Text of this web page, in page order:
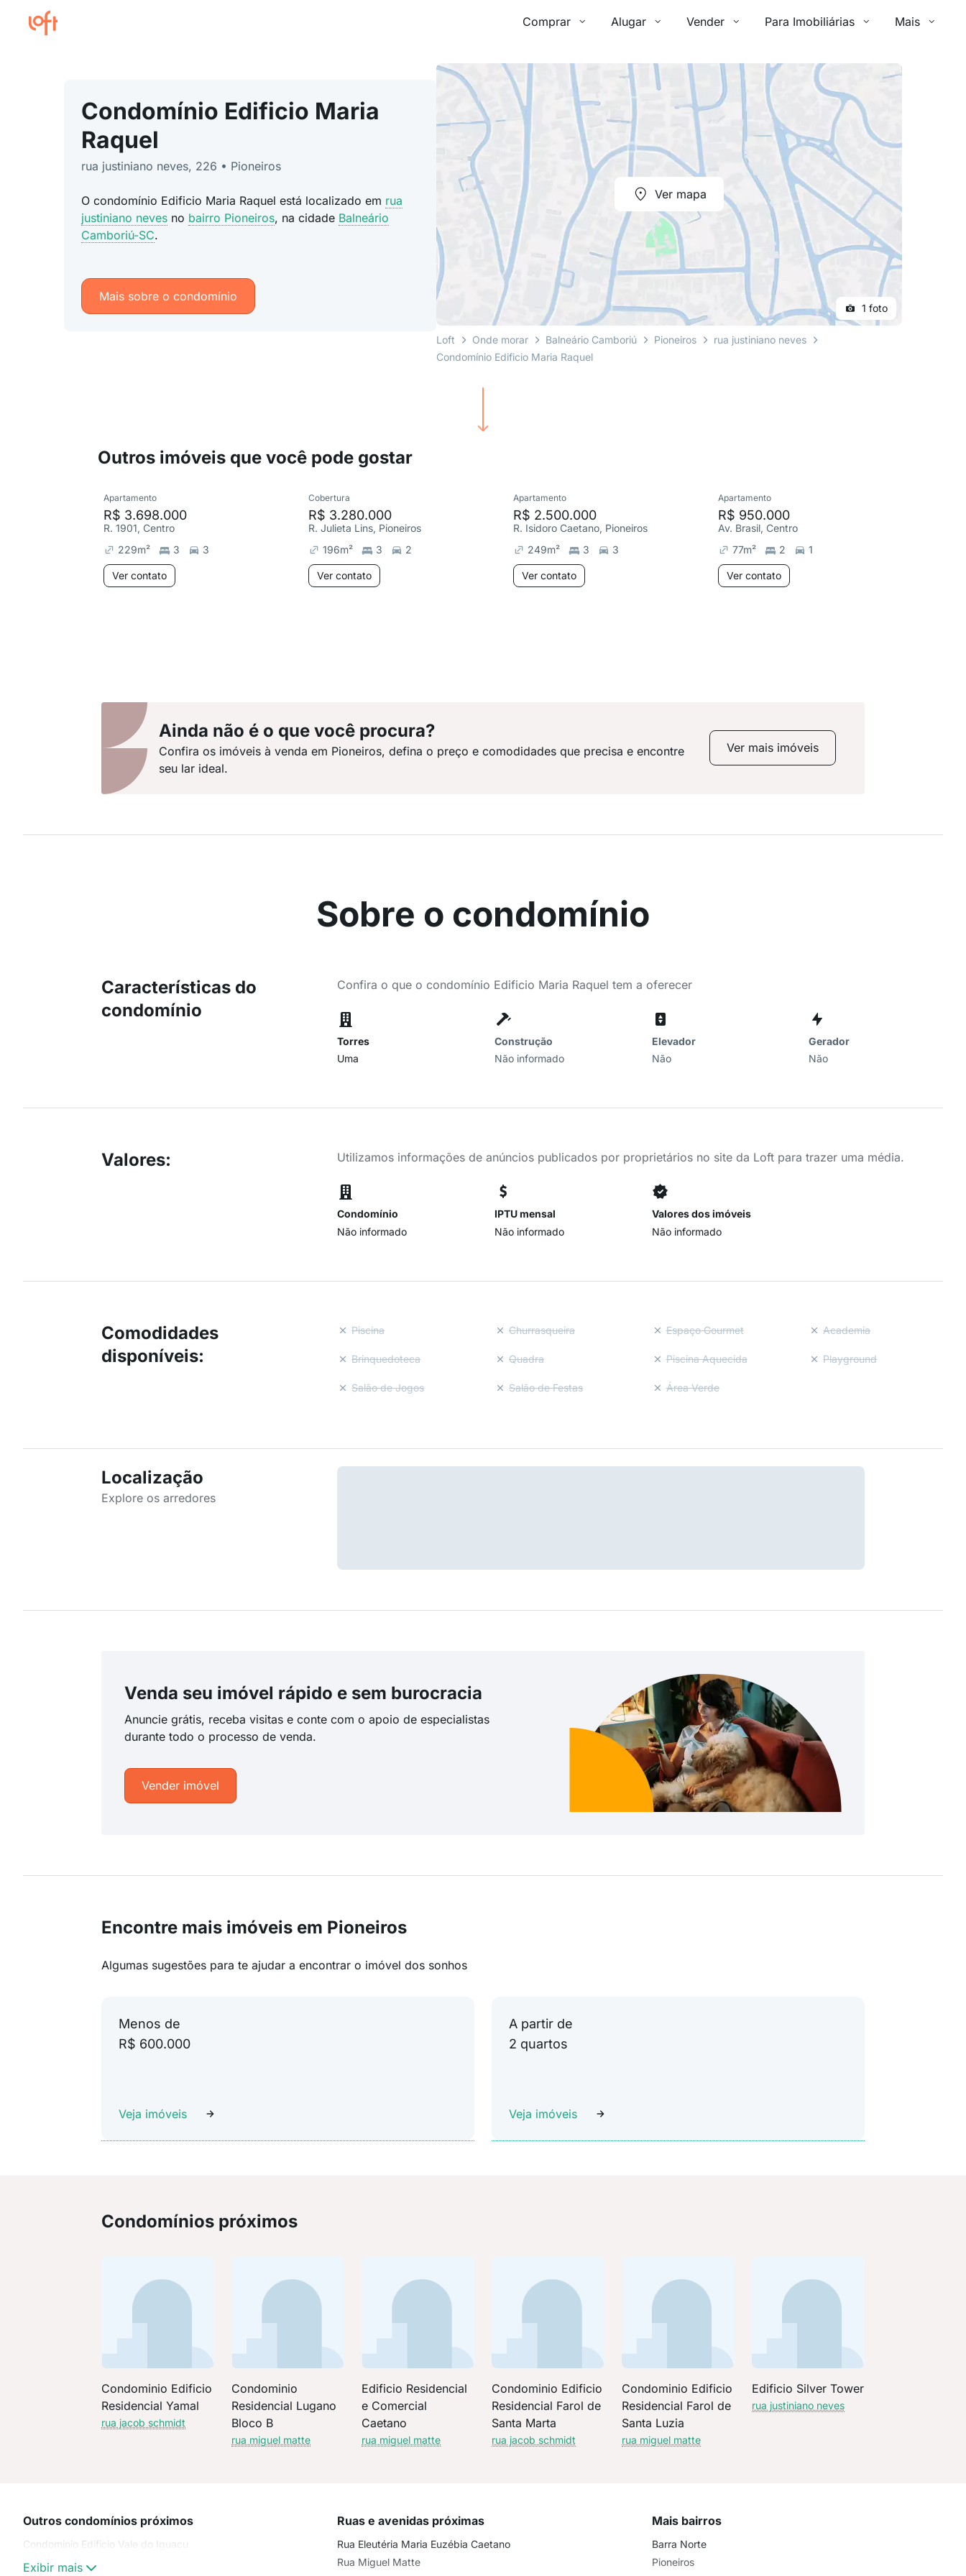
Comprar Alugar Vender Para Imobiliárias Mais
Condomínio Edificio Maria
Raquel
rua justiniano neves, 226 • Pioneiros
O condomínio Edificio Maria Raquel está localizado em rua
justiniano nevesno bairro Pioneiros, na cidade Balneário
Camboriú-SC.
Mais sobre o condomínio
Ver mapa
1 foto
Loft Onde morar Balneário Camboriú Pioneiros
rua justiniano neves
Condomínio Edificio Maria Raquel
Outros imóveis que você pode gostar
Apartamento
R$ 3.698.000
R. 1901, Centro
229m² 3 3
Ver contato
Cobertura
R$ 3.280.000
R. Julieta Lins, Pioneiros
196m² 3 2
Ver contato
Apartamento
R$ 2.500.000
R. Isidoro Caetano, Pioneiros
249m² 3 3
Ver contato
Apartamento
R$ 950.000
Av. Brasil, Centro
77m² 2 1
Ver contato
Ainda não é o que você procura?
Confira os imóveis à venda em Pioneiros, defina o preço e comodidades que precisa e encontre
seu lar ideal.
Ver mais imóveis
Sobre o condomínio
Características do
condomínio
Confira o que o condomínio Edificio Maria Raquel tem a oferecer
Torres
Uma
Construção
Não informado
Elevador
Não
Gerador
Não
Valores: Utilizamos informações de anúncios publicados por proprietários no site da Loft para trazer uma média.
Condomínio
Não informado
IPTU mensal
Não informado
Valores dos imóveis
Não informado
Comodidades
disponíveis:
Piscina Churrasqueira Espaço Gourmet Academia
Brinquedoteca Quadra Piscina Aquecida Playground
Salão de Jogos Salão de Festas Área Verde
Localização
Explore os arredores
Venda seu imóvel rápido e sem burocracia
Anuncie grátis, receba visitas e conte com o apoio de especialistas
durante todo o processo de venda.
Vender imóvel
Encontre mais imóveis em Pioneiros
Algumas sugestões para te ajudar a encontrar o imóvel dos sonhos
Menos de
R$ 600.000
Veja imóveis
A partir de
2 quartos
Veja imóveis
Condomínios próximos
Condominio Edificio
Residencial Yamal
rua jacob schmidt
Condominio
Residencial Lugano
Bloco B
rua miguel matte
Edificio Residencial
e Comercial
Caetano
rua miguel matte
Condominio Edificio
Residencial Farol de
Santa Marta
rua jacob schmidt
Condominio Edificio
Residencial Farol de
Santa Luzia
rua miguel matte
Edificio Silver Tower
rua justiniano neves
Outros condomínios próximos
Condominio Edificio Vale do Iguacu
Exibir mais
Ruas e avenidas próximas
Rua Eleutéria Maria Euzébia Caetano
Rua Miguel Matte
Mais bairros
Barra Norte
Pioneiros